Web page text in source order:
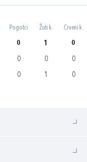
Pogotci Žuti k. Crveni k.
0 1 0
0 0 0
0 1 0